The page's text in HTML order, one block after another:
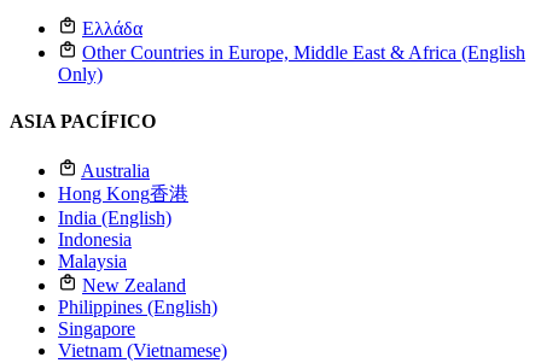
Ελλάδα
Other Countries in Europe, Middle East & Africa (English
Only)
ASIA PACÍFICO
Australia
Hong Kong香港
India (English)
Indonesia
Malaysia
New Zealand
Philippines (English)
Singapore
Vietnam (Vietnamese)